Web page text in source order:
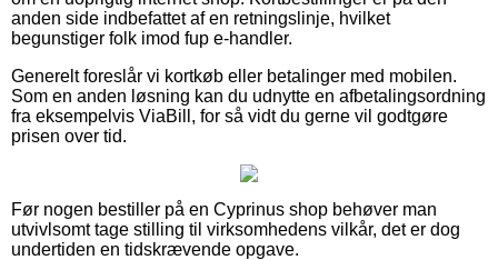
anden side indbefattet af en retningslinje, hvilket
begunstiger folk imod fup e-handler.
Generelt foreslår vi kortkøb eller betalinger med mobilen.
Som en anden løsning kan du udnytte en afbetalingsordning
fra eksempelvis ViaBill, for så vidt du gerne vil godtgøre
prisen over tid.
Før nogen bestiller på en Cyprinus shop behøver man
utvivlsomt tage stilling til virksomhedens vilkår, det er dog
undertiden en tidskrævende opgave.